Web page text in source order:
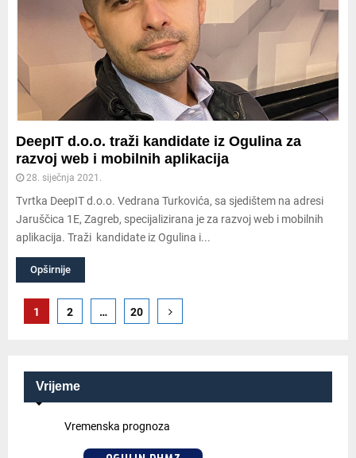
DeepIT d.o.o. traži kandidate iz Ogulina za
razvoj web i mobilnih aplikacija
28. siječnja 2021.
Tvrtka DeepIT d.o.o. Vedrana Turkovića, sa sjedištem na adresi
Jaruščica 1E, Zagreb, specijalizirana je za razvoj web i mobilnih
aplikacija. Traži kandidate iz Ogulina i...
Opširnije
Brojevi
objava
1 2 … 20
Vrijeme
Vremenska prognoza